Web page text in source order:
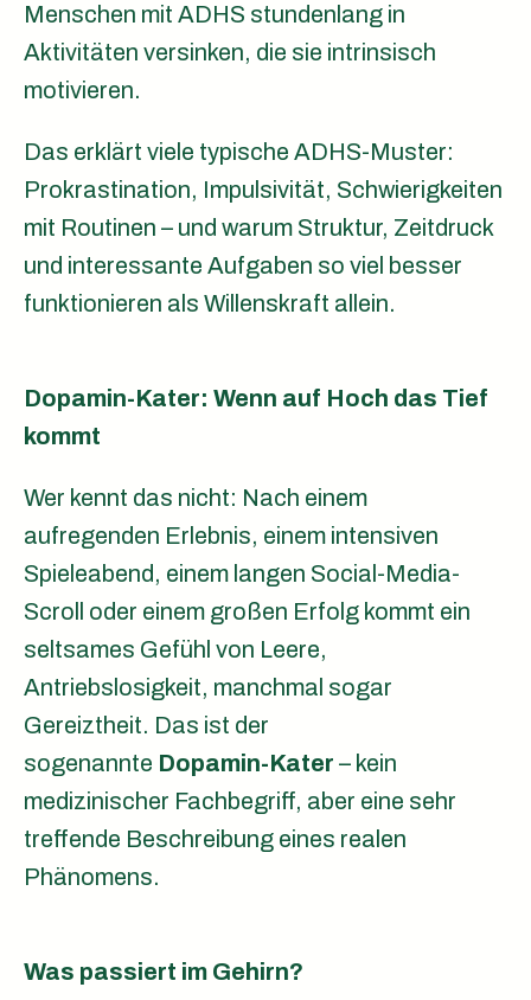
Menschen mit ADHS stundenlang in
Aktivitäten versinken, die sie intrinsisch
motivieren.
Das erklärt viele typische ADHS-Muster:
Prokrastination, Impulsivität, Schwierigkeiten
mit Routinen – und warum Struktur, Zeitdruck
und interessante Aufgaben so viel besser
funktionieren als Willenskraft allein.
Dopamin-Kater: Wenn auf Hoch das Tief
kommt
Wer kennt das nicht: Nach einem
aufregenden Erlebnis, einem intensiven
Spieleabend, einem langen Social-Media-
Scroll oder einem großen Erfolg kommt ein
seltsames Gefühl von Leere,
Antriebslosigkeit, manchmal sogar
Gereiztheit. Das ist der
sogenannte Dopamin-Kater – kein
medizinischer Fachbegriff, aber eine sehr
treffende Beschreibung eines realen
Phänomens.
Was passiert im Gehirn?